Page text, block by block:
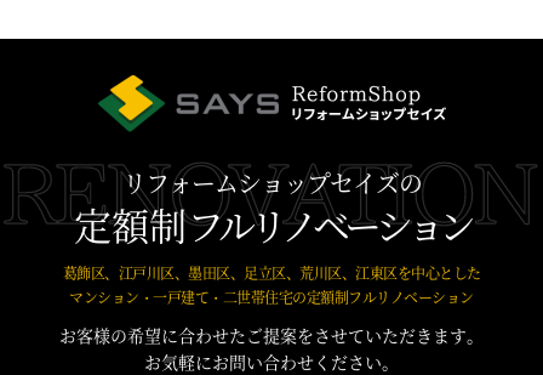
リフォームショップセイズの
定額制フルリノベーション
葛飾区、江戸川区、墨田区、足立区、荒川区、江東区を中心とした
マンション・一戸建て・二世帯住宅の定額制フルリノベーション
お客様の希望に合わせたご提案をさせていただきます。
お気軽にお問い合わせください。